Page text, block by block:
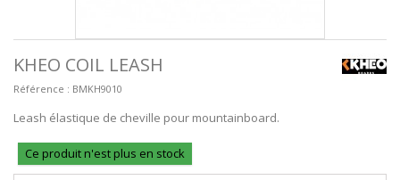
KHEO COIL LEASH
Référence : BMKH9010
Leash élastique de cheville pour mountainboard.
Ce produit n'est plus en stock